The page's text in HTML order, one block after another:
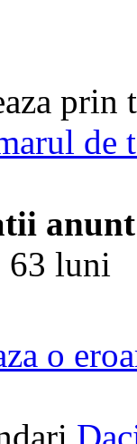
prin
de
63
o